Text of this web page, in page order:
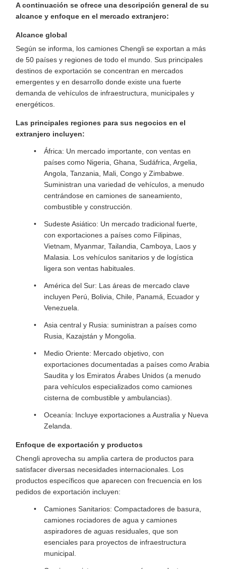
A continuación se ofrece una descripción general de su
alcance y enfoque en el mercado extranjero:
Alcance global
Según se informa, los camiones Chengli se exportan a más
de 50 países y regiones de todo el mundo. Sus principales
destinos de exportación se concentran en mercados
emergentes y en desarrollo donde existe una fuerte
demanda de vehículos de infraestructura, municipales y
energéticos.
Las principales regiones para sus negocios en el
extranjero incluyen:
África: Un mercado importante, con ventas en
países como Nigeria, Ghana, Sudáfrica, Argelia,
Angola, Tanzania, Mali, Congo y Zimbabwe.
Suministran una variedad de vehículos, a menudo
centrándose en camiones de saneamiento,
combustible y construcción.
Sudeste Asiático: Un mercado tradicional fuerte,
con exportaciones a países como Filipinas,
Vietnam, Myanmar, Tailandia, Camboya, Laos y
Malasia. Los vehículos sanitarios y de logística
ligera son ventas habituales.
América del Sur: Las áreas de mercado clave
incluyen Perú, Bolivia, Chile, Panamá, Ecuador y
Venezuela.
Asia central y Rusia: suministran a países como
Rusia, Kazajstán y Mongolia.
Medio Oriente: Mercado objetivo, con
exportaciones documentadas a países como Arabia
Saudita y los Emiratos Árabes Unidos (a menudo
para vehículos especializados como camiones
cisterna de combustible y ambulancias).
Oceanía: Incluye exportaciones a Australia y Nueva
Zelanda.
Enfoque de exportación y productos
Chengli aprovecha su amplia cartera de productos para
satisfacer diversas necesidades internacionales. Los
productos específicos que aparecen con frecuencia en los
pedidos de exportación incluyen:
Camiones Sanitarios: Compactadores de basura,
camiones rociadores de agua y camiones
aspiradores de aguas residuales, que son
esenciales para proyectos de infraestructura
municipal.